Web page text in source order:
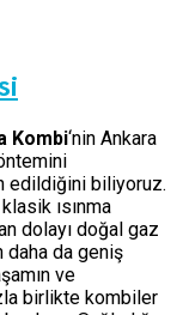
Kombi‘nin Ankara
edildiğini biliyoruz.
ısınma
dolayı doğal gaz
daha da geniş
ve
birlikte kombiler